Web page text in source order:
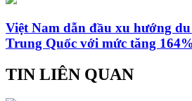
Việt Nam dẫn đầu xu hướng
Trung Quốc với mức tăng
TIN LIÊN QUAN